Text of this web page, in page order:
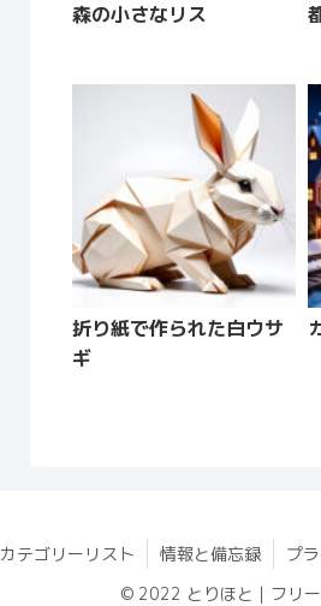
森の小さなリス
折り紙で作られた白ウサ
ギ
カテゴリーリスト 情報と備忘録 プ
© 2022 とりほと｜フリ